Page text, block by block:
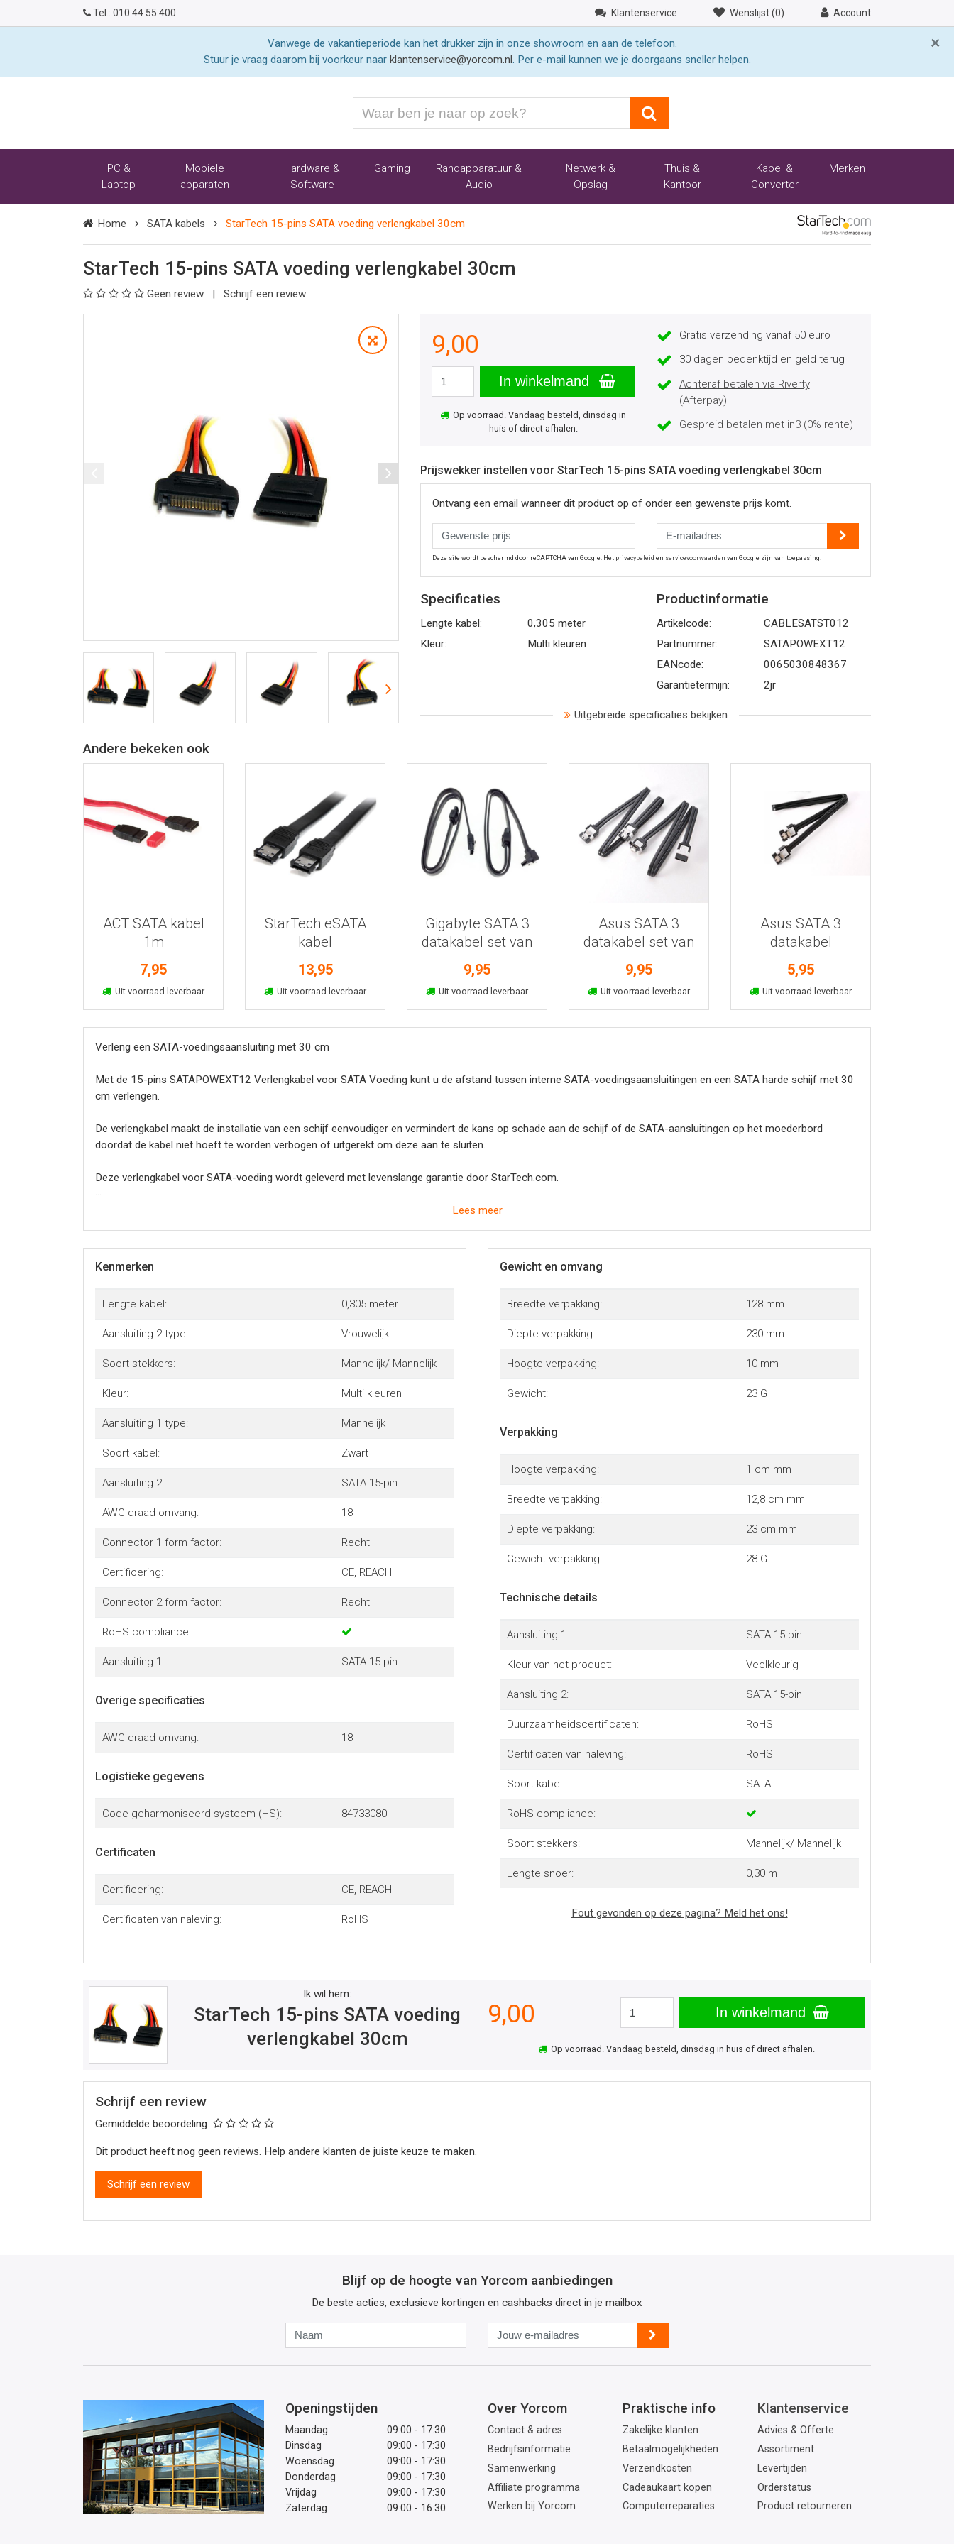
Tel.: 010 44 55 400 Klantenservice Wenslijst (0) Account
×
Vanwege de vakantieperiode kan het drukker zijn in onze showroom en aan de telefoon.
Stuur je vraag daarom bij voorkeur naar klantenservice@yorcom.nl. Per e-mail kunnen we je doorgaans sneller helpen.
ben
naar
PC &
Laptop
Mobiele
apparaten
Hardware &
Software
Gaming
Randapparatuur &
Audio
Netwerk &
Opslag
Thuis &
Kantoor
Kabel &
Converter
Merken
Home SATA kabels StarTech 15-pins SATA voeding verlengkabel 30cm
StarTech 15-pins SATA voeding verlengkabel 30cm
Geen review Schrijf een review
9,00
In winkelmand
Op voorraad. Vandaag besteld, dinsdag in
huis of direct afhalen.
Gratis verzending vanaf 50 euro
30 dagen bedenktijd en geld terug
Achteraf betalen via Riverty
(Afterpay)
Gespreid betalen met in3 (0% rente)
Prijswekker instellen voor StarTech 15-pins SATA voeding verlengkabel 30cm
Ontvang een email wanneer dit product op of onder een gewenste prijs komt.
Deze site wordt beschermd door reCAPTCHA van Google. Het privacybeleid en servicevoorwaarden van Google zijn van toepassing.
Specificaties
Lengte kabel:
0,305 meter
Kleur:
Multi kleuren
Productinformatie
Artikelcode:
CABLESATST012
Partnummer:
SATAPOWEXT12
EANcode:
0065030848367
Garantietermijn:
2jr
Uitgebreide specificaties bekijken
Andere bekeken ook
Bekijk meer informatie
ACT SATA kabel
1m
7,95
Uit voorraad leverbaar
In winkelmand
Bekijk meer informatie
StarTech eSATA
kabel
afgeschermd 2m
13,95
Uit voorraad leverbaar
In winkelmand
Bekijk meer informatie
Gigabyte SATA 3
datakabel set van
2
9,95
Uit voorraad leverbaar
In winkelmand
Bekijk meer informatie
Asus SATA 3
datakabel set van
2
9,95
Uit voorraad leverbaar
In winkelmand
Bekijk meer informatie
Asus SATA 3
datakabel
5,95
Uit voorraad leverbaar
In winkelmand
Verleng een SATA-voedingsaansluiting met 30 cm
Met de 15-pins SATAPOWEXT12 Verlengkabel voor SATA Voeding kunt u de afstand tussen interne SATA-voedingsaansluitingen en een SATA harde schijf met 30
cm verlengen.
De verlengkabel maakt de installatie van een schijf eenvoudiger en vermindert de kans op schade aan de schijf of de SATA-aansluitingen op het moederbord
doordat de kabel niet hoeft te worden verbogen of uitgerekt om deze aan te sluiten.
Deze verlengkabel voor SATA-voeding wordt geleverd met levenslange garantie door StarTech.com.
- De SATA kabel hoeft bij gebrek aan ruimte niet te worden verbogen of uitgerekt
Lees meer
Kenmerken
Lengte kabel: 0,305 meter
Aansluiting 2 type: Vrouwelijk
Soort stekkers: Mannelijk/ Mannelijk
Kleur: Multi kleuren
Aansluiting 1 type: Mannelijk
Soort kabel: Zwart
Aansluiting 2: SATA 15-pin
AWG draad omvang: 18
Connector 1 form factor: Recht
Certificering: CE, REACH
Connector 2 form factor: Recht
RoHS compliance:
Aansluiting 1: SATA 15-pin
Overige specificaties
AWG draad omvang: 18
Logistieke gegevens
Code geharmoniseerd systeem (HS): 84733080
Certificaten
Certificering: CE, REACH
Certificaten van naleving: RoHS
Gewicht en omvang
Breedte verpakking: 128 mm
Diepte verpakking: 230 mm
Hoogte verpakking: 10 mm
Gewicht: 23 G
Verpakking
Hoogte verpakking: 1 cm mm
Breedte verpakking: 12,8 cm mm
Diepte verpakking: 23 cm mm
Gewicht verpakking: 28 G
Technische details
Aansluiting 1: SATA 15-pin
Kleur van het product: Veelkleurig
Aansluiting 2: SATA 15-pin
Duurzaamheidscertificaten: RoHS
Certificaten van naleving: RoHS
Soort kabel: SATA
RoHS compliance:
Soort stekkers: Mannelijk/ Mannelijk
Lengte snoer: 0,30 m
Fout gevonden op deze pagina? Meld het ons!
Ik wil hem:
StarTech 15-pins SATA voeding
verlengkabel 30cm
9,00 In winkelmand
Op voorraad. Vandaag besteld, dinsdag in huis of direct afhalen.
Schrijf een review
Gemiddelde beoordeling
Dit product heeft nog geen reviews. Help andere klanten de juiste keuze te maken.
Schrijf een review
Blijf op de hoogte van Yorcom aanbiedingen
De beste acties, exclusieve kortingen en cashbacks direct in je mailbox
Jouw
e-
mailadres
Openingstijden
Maandag
09:00 - 17:30
Dinsdag
09:00 - 17:30
Woensdag
09:00 - 17:30
Donderdag
09:00 - 17:30
Vrijdag
09:00 - 17:30
Zaterdag
09:00 - 16:30
Over Yorcom
Contact & adres
Bedrijfsinformatie
Samenwerking
Affiliate programma
Werken bij Yorcom
Praktische info
Zakelijke klanten
Betaalmogelijkheden
Verzendkosten
Cadeaukaart kopen
Computerreparaties
Klantenservice
Advies & Offerte
Assortiment
Levertijden
Orderstatus
Product retourneren